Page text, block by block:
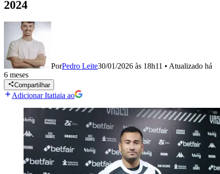
2024
PorPedro Leite30/01/2026 às 18h11 • Atualizado há
6 meses
Compartilhar
Adicionar Itatiaia ao